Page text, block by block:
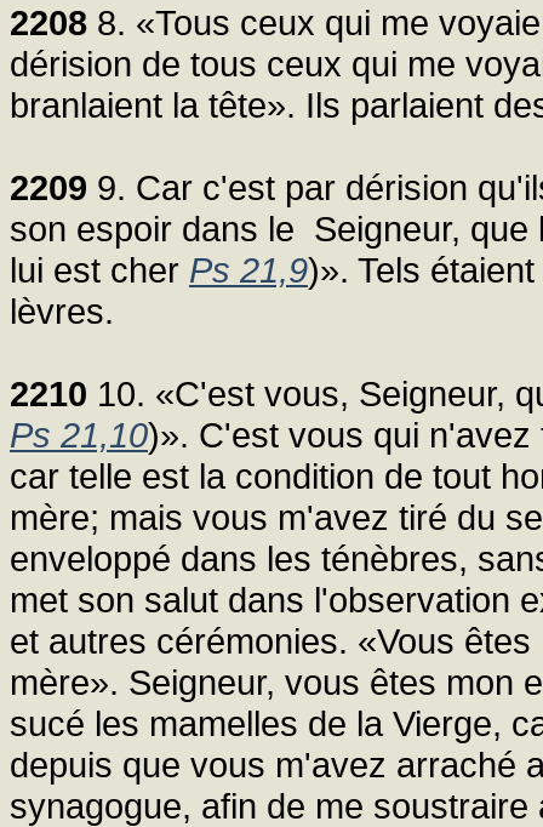
2208 8. «Tous ceux qui me
dérision de tous ceux qui me
branlaient la tête». Ils parlaient
2209 9. Car c'est par dérision
son espoir dans le Seigneur,
lui est cher Ps 21,9)». Tels
lèvres.
2210 10. «C'est vous, Seigneur,
Ps 21,10)». C'est vous qui
car telle est la condition de tout
mère; mais vous m'avez tiré du
enveloppé dans les ténèbres,
met son salut dans l'observation
et autres cérémonies. «Vous
mère». Seigneur, vous êtes mon
sucé les mamelles de la Vierge,
depuis que vous m'avez arraché
synagogue, afin de me